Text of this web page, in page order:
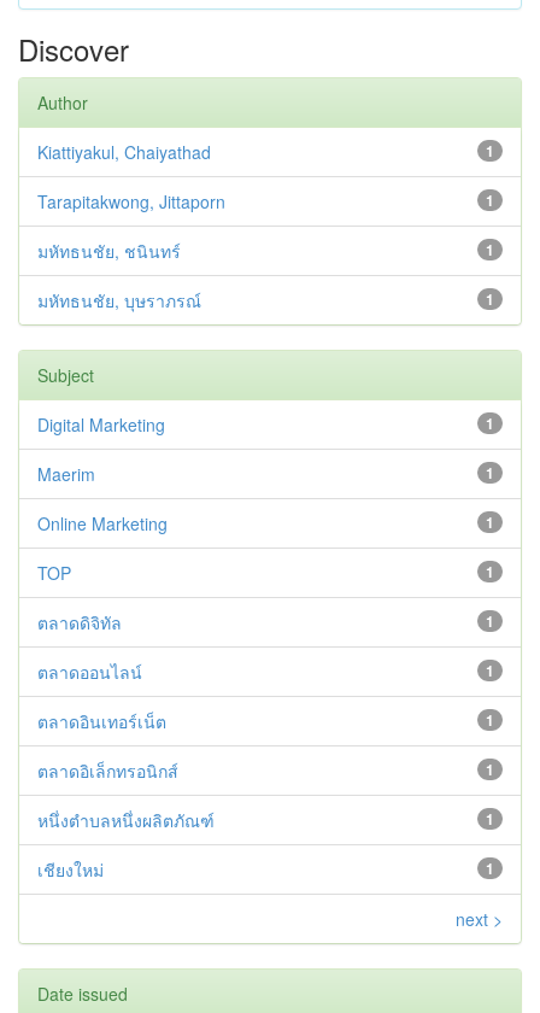
Discover
Author
1
Kiattiyakul, Chaiyathad
1
Tarapitakwong, Jittaporn
1
มหัทธนชัย, ชนินทร์
1
มหัทธนชัย, บุษราภรณ์
Subject
1
Digital Marketing
1
Maerim
1
Online Marketing
1
TOP
1
ตลาดดิจิทัล
1
ตลาดออนไลน์
1
ตลาดอินเทอร์เน็ต
1
ตลาดอิเล็กทรอนิกส์
1
หนึ่งตำบลหนึ่งผลิตภัณฑ์
1
เชียงใหม่
next >
Date issued